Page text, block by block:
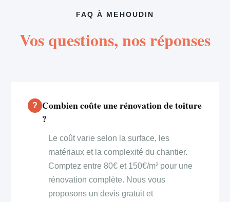
FAQ À MEHOUDIN
Vos questions, nos réponses
Combien coûte une rénovation de toiture
?
Le coût varie selon la surface, les
matériaux et la complexité du chantier.
Comptez entre 80€ et 150€/m² pour une
rénovation complète. Nous vous
proposons un devis gratuit et